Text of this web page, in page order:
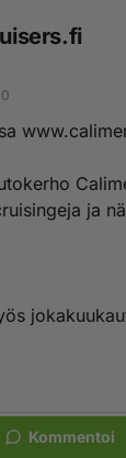
ja
Kommentoi